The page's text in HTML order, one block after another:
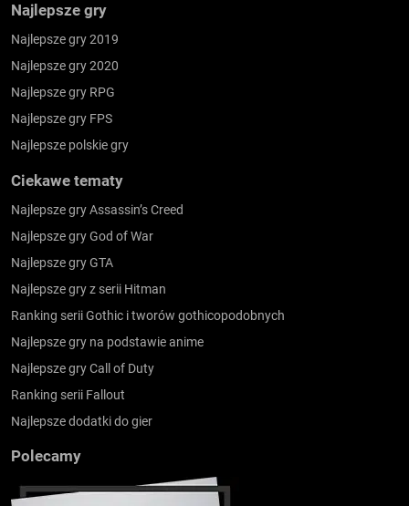
Najlepsze gry
Najlepsze gry 2019
Najlepsze gry 2020
Najlepsze gry RPG
Najlepsze gry FPS
Najlepsze polskie gry
Ciekawe tematy
Najlepsze gry Assassin’s Creed
Najlepsze gry God of War
Najlepsze gry GTA
Najlepsze gry z serii Hitman
Ranking serii Gothic i tworów gothicopodobnych
Najlepsze gry na podstawie anime
Najlepsze gry Call of Duty
Ranking serii Fallout
Najlepsze dodatki do gier
Polecamy